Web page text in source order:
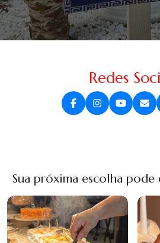
Redes
Sua próxima escolha pode